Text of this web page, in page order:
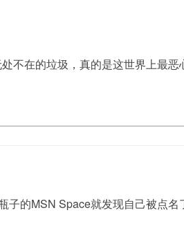
在的垃圾，真的是这世界上最恶
子的MSN Space就发现自己被点